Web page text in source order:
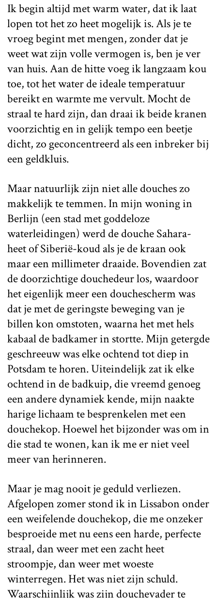
Ik begin altijd met warm water, dat ik laat
lopen tot het zo heet mogelijk is. Als je te
vroeg begint met mengen, zonder dat je
weet wat zijn volle vermogen is, ben je ver
van huis. Aan de hitte voeg ik langzaam kou
toe, tot het water de ideale temperatuur
bereikt en warmte me vervult. Mocht de
straal te hard zijn, dan draai ik beide kranen
voorzichtig en in gelijk tempo een beetje
dicht, zo geconcentreerd als een inbreker bij
een geldkluis.
Maar natuurlijk zijn niet alle douches zo
makkelijk te temmen. In mijn woning in
Berlijn (een stad met goddeloze
waterleidingen) werd de douche Sahara-
heet of Siberië-koud als je de kraan ook
maar een millimeter draaide. Bovendien zat
de doorzichtige douchedeur los, waardoor
het eigenlijk meer een douchescherm was
dat je met de geringste beweging van je
billen kon omstoten, waarna het met hels
kabaal de badkamer in stortte. Mijn getergde
geschreeuw was elke ochtend tot diep in
Potsdam te horen. Uiteindelijk zat ik elke
ochtend in de badkuip, die vreemd genoeg
een andere dynamiek kende, mijn naakte
harige lichaam te besprenkelen met een
douchekop. Hoewel het bijzonder was om in
die stad te wonen, kan ik me er niet veel
meer van herinneren.
Maar je mag nooit je geduld verliezen.
Afgelopen zomer stond ik in Lissabon onder
een weifelende douchekop, die me onzeker
besproeide met nu eens een harde, perfecte
straal, dan weer met een zacht heet
stroompje, dan weer met woeste
winterregen. Het was niet zijn schuld.
Waarschijnlijk was zijn douchevader te